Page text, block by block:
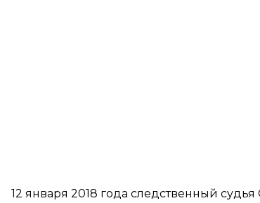
12 января 2018 года следственный